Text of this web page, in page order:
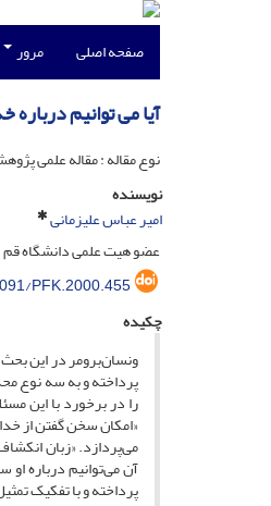
صفحه اصلی مرور
آیا می توانیم
نوع مقاله : مقاله علمی
نویسنده
امیر عباس علیزمانی
عضو هیت علمی دانشگاه قم
PFK.2000.455
چکیده
ونسان‌برومر در این
پرداخته و به سه نوع
را در برخورد با این
«امکان سخن گفتن از
می‌پردازد. «زبان
آن می‌توانیم درباره
پرداخته و با تفکیک